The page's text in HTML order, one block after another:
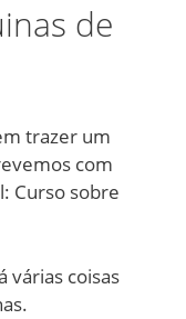
de
trazer um
com
Curso sobre
várias coisas